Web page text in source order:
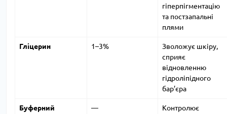
гіперпігментацію
та постзапальні
плями
Гліцерин 1–3%
Зволожує шкіру,
сприяє
відновленню
гідроліпідного
бар’єра
Буферний
—
Контролює